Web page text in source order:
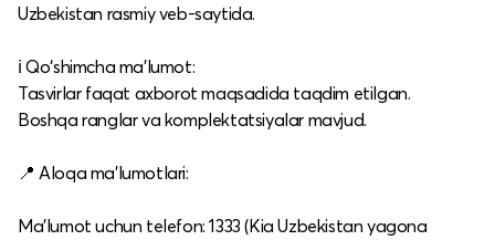
Uzbekistan rasmiy veb-saytida.​
ℹ️ Qo‘shimcha ma’lumot:
Tasvirlar faqat axborot maqsadida taqdim etilgan.​
Boshqa ranglar va komplektatsiyalar mavjud.​
📍 Aloqa ma’lumotlari:
Ma’lumot uchun telefon: 1333 (Kia Uzbekistan yagona